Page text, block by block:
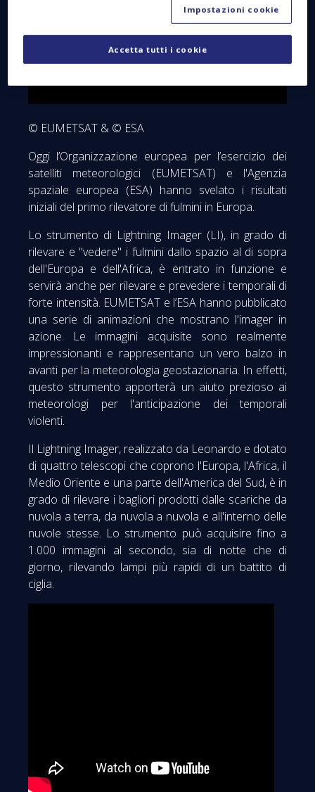
© EUMETSAT & © ESA
Oggi l’Organizzazione europea per l’esercizio dei
satelliti meteorologici (EUMETSAT) e l'Agenzia
spaziale europea (ESA) hanno svelato i risultati
iniziali del primo rilevatore di fulmini in Europa.
Lo strumento di Lightning Imager (LI), in grado di
rilevare e "vedere" i fulmini dallo spazio al di sopra
dell'Europa e dell'Africa, è entrato in funzione e
servirà anche per rilevare e prevedere i temporali di
forte intensità. EUMETSAT e l’ESA hanno pubblicato
una serie di animazioni che mostrano l'imager in
azione. Le immagini acquisite sono realmente
impressionanti e rappresentano un vero balzo in
avanti per la meteorologia geostazionaria. In effetti,
questo strumento apporterà un aiuto prezioso ai
meteorologi per l'anticipazione dei temporali
violenti.
Il Lightning Imager, realizzato da Leonardo e dotato
di quattro telescopi che coprono l'Europa, l'Africa, il
Medio Oriente e una parte dell'America del Sud, è in
grado di rilevare i bagliori prodotti dalle scariche da
nuvola a terra, da nuvola a nuvola e all'interno delle
nuvole stesse. Lo strumento può acquisire fino a
1.000 immagini al secondo, sia di notte che di
giorno, rilevando lampi più rapidi di un battito di
ciglia.
Impostazioni cookie
Accetta tutti i cookie